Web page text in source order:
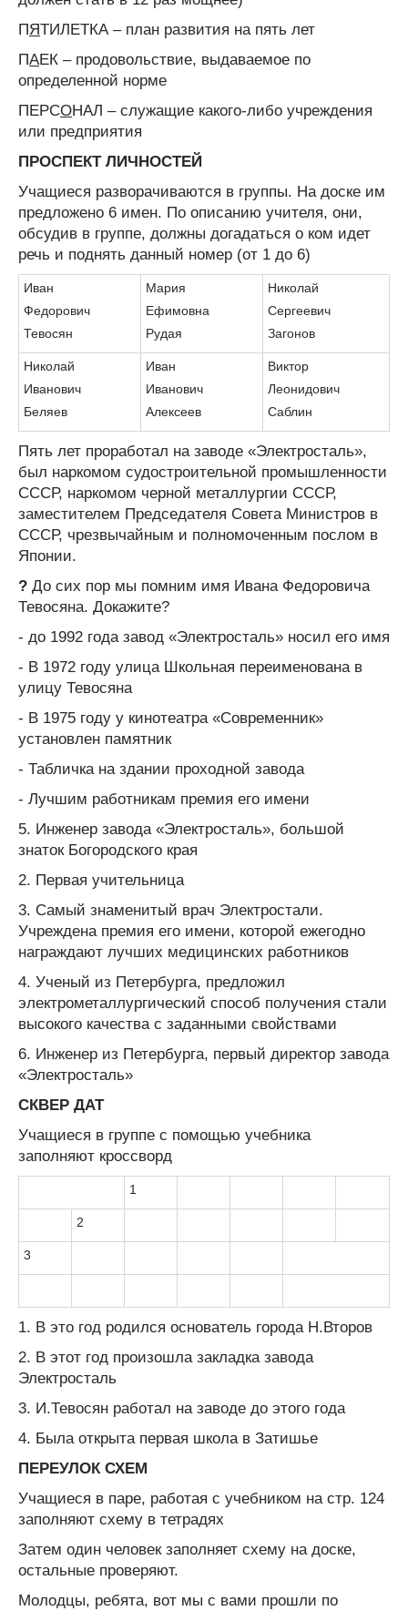
ПЯТИЛЕТКА – план развития на пять лет
ПАЕК – продовольствие, выдаваемое по
определенной норме
ПЕРСОНАЛ – служащие какого-либо учреждения
или предприятия
ПРОСПЕКТ ЛИЧНОСТЕЙ
Учащиеся разворачиваются в группы. На доске им
предложено 6 имен. По описанию учителя, они,
обсудив в группе, должны догадаться о ком идет
речь и поднять данный номер (от 1 до 6)
Иван
Федорович
Тевосян
Мария
Ефимовна
Рудая
Николай
Сергеевич
Загонов
Николай
Иванович
Беляев
Иван
Иванович
Алексеев
Виктор
Леонидович
Саблин
Пять лет проработал на заводе «Электросталь»,
был наркомом судостроительной промышленности
СССР, наркомом черной металлургии СССР,
заместителем Председателя Совета Министров в
СССР, чрезвычайным и полномоченным послом в
Японии.
? До сих пор мы помним имя Ивана Федоровича
Тевосяна. Докажите?
- до 1992 года завод «Электросталь» носил его имя
- В 1972 году улица Школьная переименована в
улицу Тевосяна
- В 1975 году у кинотеатра «Современник»
установлен памятник
- Табличка на здании проходной завода
- Лучшим работникам премия его имени
5. Инженер завода «Электросталь», большой
знаток Богородского края
2. Первая учительница
3. Самый знаменитый врач Электростали.
Учреждена премия его имени, которой ежегодно
награждают лучших медицинских работников
4. Ученый из Петербурга, предложил
электрометаллургический способ получения стали
высокого качества с заданными свойствами
6. Инженер из Петербурга, первый директор завода
«Электросталь»
СКВЕР ДАТ
Учащиеся в группе с помощью учебника
заполняют кроссворд
1
2
3
1. В это год родился основатель города Н.Второв
2. В этот год произошла закладка завода
Электросталь
3. И.Тевосян работал на заводе до этого года
4. Была открыта первая школа в Затишье
ПЕРЕУЛОК СХЕМ
Учащиеся в паре, работая с учебником на стр. 124
заполняют схему в тетрадях
Затем один человек заполняет схему на доске,
остальные проверяют.
Молодцы, ребята, вот мы с вами прошли по